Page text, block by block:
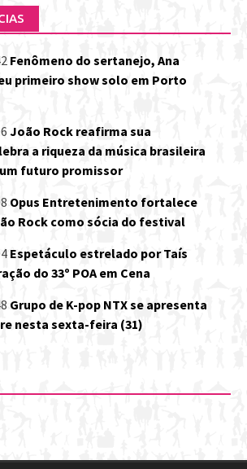
Fenômeno do sertanejo, Ana
primeiro show solo em Porto
João Rock reafirma sua
a riqueza da música brasileira
futuro promissor
Opus Entretenimento fortalece
Rock como sócia do festival
Espetáculo estrelado por Taís
do 33º POA em Cena
Grupo de K-pop NTX se apresenta
nesta sexta-feira (31)